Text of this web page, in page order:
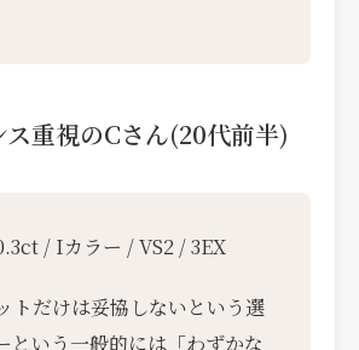
重視のCさん(20代前半)
/ Iカラー / VS2 / 3EX
トだけは妥協しないという選
という一般的には「わずかな